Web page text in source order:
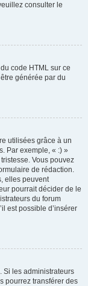
consulter le
code HTML sur ce
générée par du
utilisées grâce à un
Par exemple, « :) »
Vous pouvez
de rédaction.
elles peuvent
pourrait décider de le
du forum
est possible d’insérer
Si les administrateurs
pourrez transférer des